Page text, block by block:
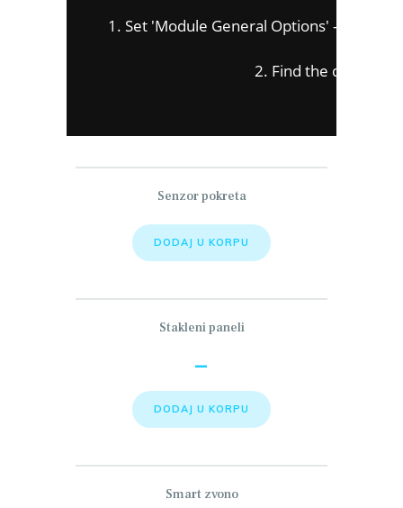
1. Set 'Module General Options' ->
2. Find the double
Okvir+paljenje
Senzor pokreta
DODAJ U KORPU
Stakleni paneli
–
DODAJ U KORPU
Smart zvono